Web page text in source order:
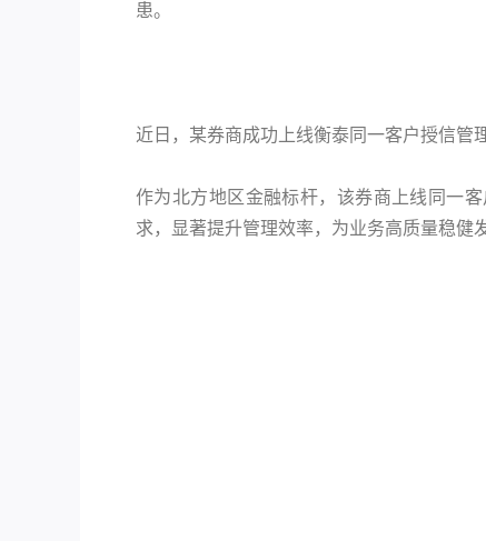
患。
近日，某券商成功上线衡泰同一客户授信管
作为北方地区金融标杆，该券商上线同一
求，显著提升管理效率，为业务高质量稳健